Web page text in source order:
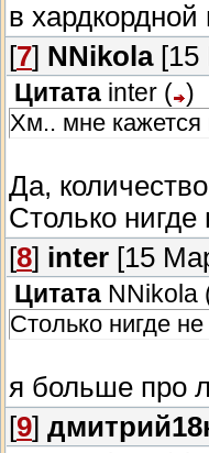
в хардкордной
[7] NNikola[15
Цитата inter ( )
Хм.. мне кажется
Да,
Столько
[8] inter [15
Цитата NNikola
Столько нигде
я больше про
[9]